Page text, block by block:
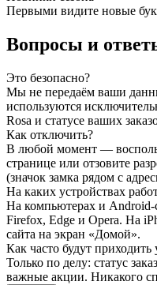
Первыми видите новые
Вопросы и
Это безопасно?
Мы не передаём ваши
используются
Rosa и статусе ваших
Как отключить?
В любой момент —
странице или отзовите
(значок замка рядом с
На каких устройствах
На компьютерах и Android-
Firefox, Edge и Opera. На
сайта на экран «Домой».
Как часто будут приходить
Только по делу: статус
важные акции. Никакого